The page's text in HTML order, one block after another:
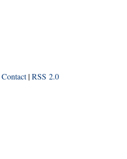
Contact|RSS 2.0